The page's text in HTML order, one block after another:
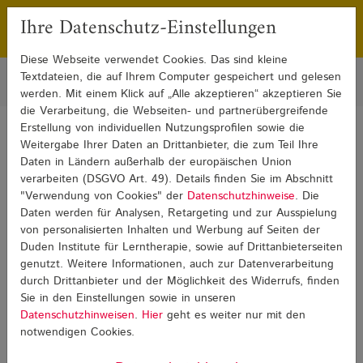
Franchising
Sie sind hier:
Blog
Lese-Rechtschreib-Schwäche Lese-Rechtschreib-Schwäche Detail
Lese-Rechtschreib-Schwäche
Ihre Datenschutz-Einstellungen
Diese Webseite verwendet Cookies. Das sind kleine
Textdateien, die auf Ihrem Computer gespeichert und gelesen
werden. Mit einem Klick auf „Alle akzeptieren“ akzeptieren Sie
die Verarbeitung, die Webseiten- und partnerübergreifende
Erstellung von individuellen Nutzungsprofilen sowie die
Weitergabe Ihrer Daten an Drittanbieter, die zum Teil Ihre
Daten in Ländern außerhalb der europäischen Union
verarbeiten (DSGVO Art. 49). Details finden Sie im Abschnitt
"Verwendung von Cookies" der Datenschutzhinweise. Die
Daten werden für Analysen, Retargeting und zur Ausspielung
von personalisierten Inhalten und Werbung auf Seiten der
Duden Institute für Lerntherapie, sowie auf Drittanbieterseiten
genutzt. Weitere Informationen, auch zur Datenverarbeitung
durch Drittanbieter und der Möglichkeit des Widerrufs, finden
Sie in den Einstellungen sowie in unseren
Datenschutzhinweisen. Hier geht es weiter nur mit den
notwendigen Cookies.